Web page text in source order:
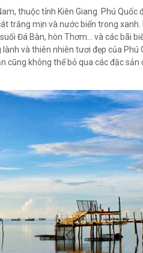
thuộc tỉnh Kiên Giang. Phú
trắng mịn và nước biển trong
Đá Bàn, hòn Thơm... và các bãi
và thiên nhiên tươi đẹp của
cũng không thể bỏ qua các đặc